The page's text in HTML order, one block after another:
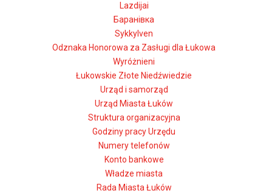
Lazdijai
Баранівка
Sykkylven
Odznaka Honorowa za Zasługi dla Łukowa
Wyróżnieni
Łukowskie Złote Niedźwiedzie
Urząd i samorząd
Urząd Miasta Łuków
Struktura organizacyjna
Godziny pracy Urzędu
Numery telefonów
Konto bankowe
Władze miasta
Rada Miasta Łuków